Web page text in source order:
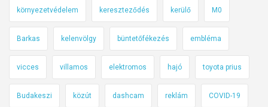
P
l
y
környezetvédelem kereszteződés kerülő M0
Barkas kelenvölgy büntetőfékezés embléma
vicces villamos elektromos hajó toyota prius
Budakeszi közút dashcam reklám COVID-19